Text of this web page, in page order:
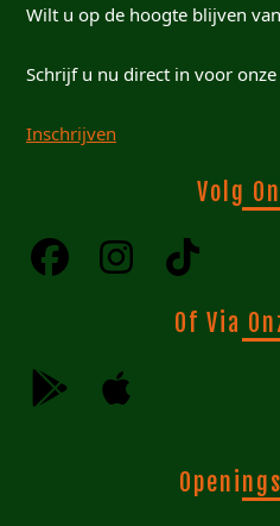
Wilt u op de hoogte blijven
Schrijf u nu direct in voor
Inschrijven
Volg
Of Via